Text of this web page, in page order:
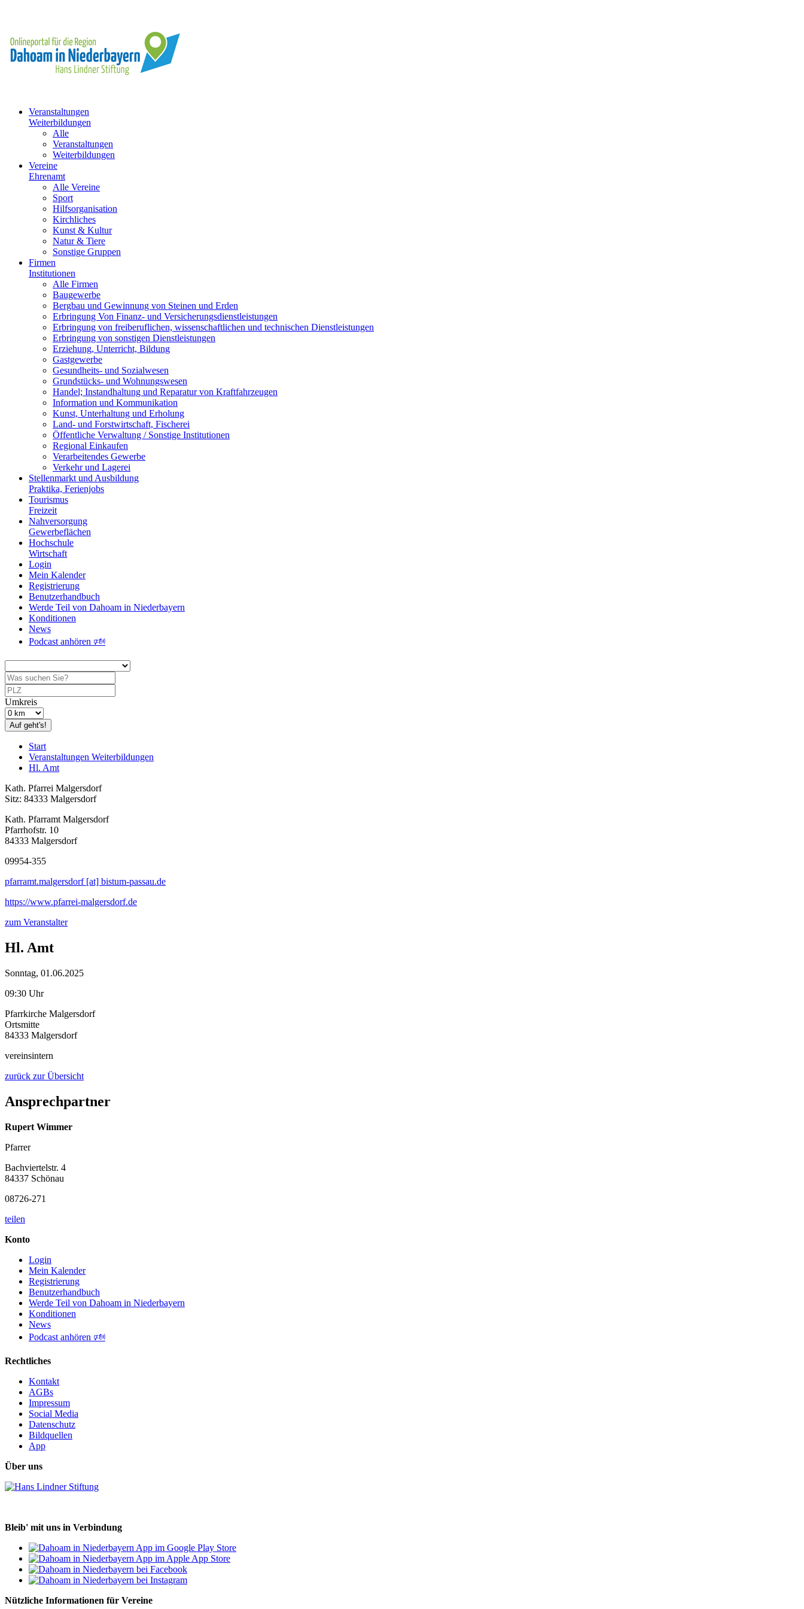
Veranstaltungen
Weiterbildungen
Alle
Veranstaltungen
Weiterbildungen
Vereine
Ehrenamt
Alle Vereine
Sport
Hilfsorganisation
Kirchliches
Kunst & Kultur
Natur & Tiere
Sonstige Gruppen
Firmen
Institutionen
Alle Firmen
Baugewerbe
Bergbau und Gewinnung von Steinen und Erden
Erbringung Von Finanz- und Versicherungsdienstleistungen
Erbringung von freiberuflichen, wissenschaftlichen und technischen Dienstleistungen
Erbringung von sonstigen Dienstleistungen
Erziehung, Unterricht, Bildung
Gastgewerbe
Gesundheits- und Sozialwesen
Grundstücks- und Wohnungswesen
Handel; Instandhaltung und Reparatur von Kraftfahrzeugen
Information und Kommunikation
Kunst, Unterhaltung und Erholung
Land- und Forstwirtschaft, Fischerei
Öffentliche Verwaltung / Sonstige Institutionen
Regional Einkaufen
Verarbeitendes Gewerbe
Verkehr und Lagerei
Stellenmarkt und Ausbildung
Praktika, Ferienjobs
Tourismus
Freizeit
Nahversorgung
Gewerbeflächen
Hochschule
Wirtschaft
Login
Mein Kalender
Registrierung
Benutzerhandbuch
Werde Teil von Dahoam in Niederbayern
Konditionen
News
Podcast anhören 🕬
Umkreis
Auf geht's!
Start
Veranstaltungen Weiterbildungen
Hl. Amt
Kath. Pfarrei Malgersdorf
Sitz: 84333 Malgersdorf
Kath. Pfarramt Malgersdorf
Pfarrhofstr. 10
84333 Malgersdorf
09954-355
pfarramt.malgersdorf [at] bistum-passau.de
https://www.pfarrei-malgersdorf.de
zum Veranstalter
Hl. Amt
Sonntag, 01.06.2025
09:30 Uhr
Pfarrkirche Malgersdorf
Ortsmitte
84333 Malgersdorf
vereinsintern
zurück zur Übersicht
Ansprechpartner
Rupert Wimmer
Pfarrer
Bachviertelstr. 4
84337 Schönau
08726-271
teilen
Konto
Login
Mein Kalender
Registrierung
Benutzerhandbuch
Werde Teil von Dahoam in Niederbayern
Konditionen
News
Podcast anhören 🕬
Rechtliches
Kontakt
AGBs
Impressum
Social Media
Datenschutz
Bildquellen
App
Über uns
Bleib' mit uns in Verbindung
Nützliche Informationen für Vereine